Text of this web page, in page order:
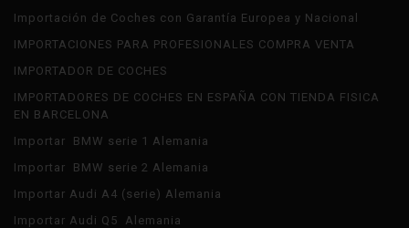
Importación de Coches con Garantía Europea y Nacional
IMPORTACIONES PARA PROFESIONALES COMPRA VENTA
IMPORTADOR DE COCHES
IMPORTADORES DE COCHES EN ESPAÑA CON TIENDA FISICA
EN BARCELONA
Importar BMW serie 1 Alemania
Importar BMW serie 2 Alemania
Importar Audi A4 (serie) Alemania
Importar Audi Q5 Alemania